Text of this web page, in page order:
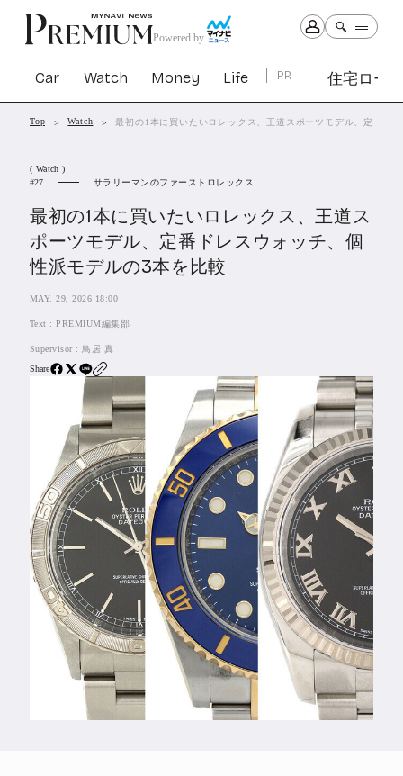
Powered by
Car Watch Money Life PR 住宅ロー
Car Watch Money
住宅ローン363
SBIネオトレード証券
特集&連載記事
Feature
Series
Top Watch 最初の1本に買いたいロレックス、王道スポーツモデル、定番ド
( Watch )
27
サラリーマンのファーストロレックス
最初の1本に買いたいロレックス、王道ス
ポーツモデル、定番ドレスウォッチ、個
性派モデルの3本を比較
MAY. 29, 2026 18:00
Text :PREMIUM編集部
Supervisor : 鳥居 真
Share